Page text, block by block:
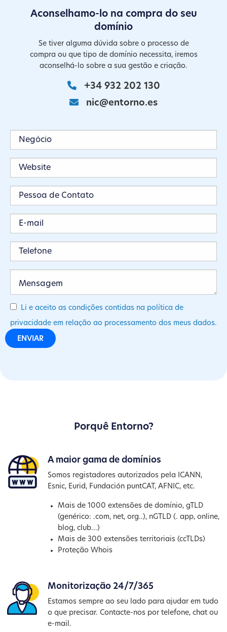
Aconselhamo-lo na compra do seu
domínio
Se tiver alguma dúvida sobre o processo de
compra ou que tipo de domínio necessita, iremos
aconselhá-lo sobre a sua gestão e criação.
+34 932 202 130
nic@entorno.es
Li e aceito as condições contidas na política de
privacidade em relação ao processamento dos meus dados.
Porquê Entorno?
A maior gama de domínios
Somos registadores autorizados pela ICANN,
Esnic, Eurid, Fundación puntCAT, AFNIC, etc.
Mais de 1000 extensões de domínio, gTLD
(genérico: .com, net, org..), nGTLD (. app, online,
blog, club...)
Mais de 300 extensões territoriais (ccTLDs)
Proteção Whois
Monitorização 24/7/365
Estamos sempre ao seu lado para ajudar em tudo
o que precisar. Contacte-nos por telefone, chat ou
e-mail.